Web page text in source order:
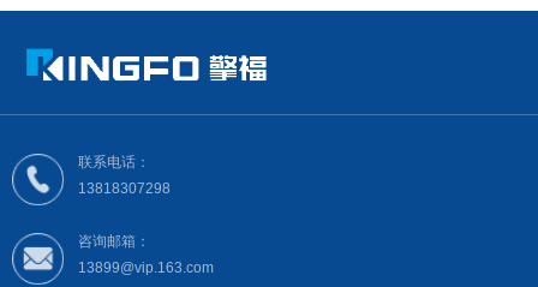
联系电话：
13818307298
咨询邮箱：
13899@vip.163.com